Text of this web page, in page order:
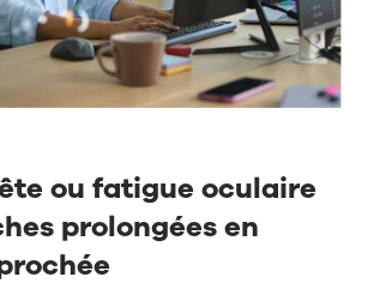
ou fatigue oculaire
prolongées en